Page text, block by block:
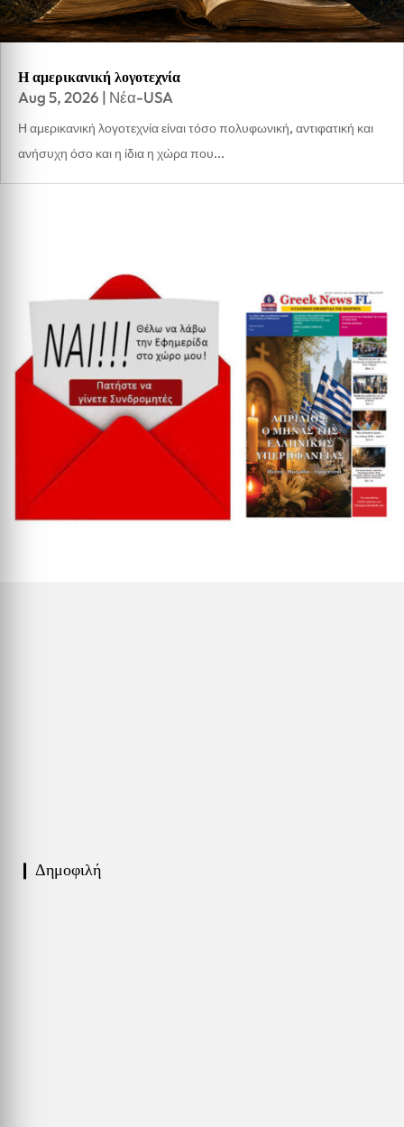
Η αμερικανική λογοτεχνία
Aug 5, 2026 | Νέα-USA
Η αμερικανική λογοτεχνία είναι τόσο πολυφωνική, αντιφατική και
ανήσυχη όσο και η ίδια η χώρα που...
❙ Δημοφιλή